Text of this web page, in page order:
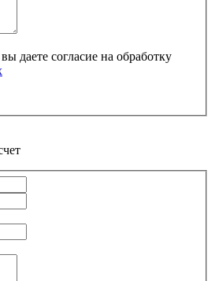
даете согласие на обработку